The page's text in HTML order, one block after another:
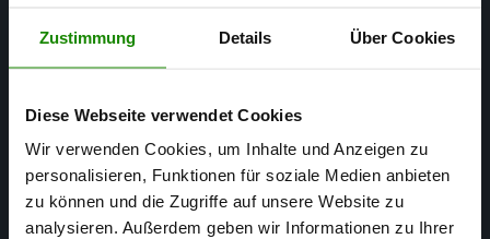
Zustimmung Details Über Cookies
Diese Webseite verwendet Cookies
Wir verwenden Cookies, um Inhalte und Anzeigen zu
personalisieren, Funktionen für soziale Medien anbieten
zu können und die Zugriffe auf unsere Website zu
analysieren. Außerdem geben wir Informationen zu Ihrer
Matthias Mertens
SACHVERSTÄNDIGER FÜR